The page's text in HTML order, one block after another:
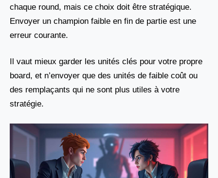
chaque round, mais ce choix doit être stratégique.
Envoyer un champion faible en fin de partie est une
erreur courante.
Il vaut mieux garder les unités clés pour votre propre
board, et n’envoyer que des unités de faible coût ou
des remplaçants qui ne sont plus utiles à votre
stratégie.